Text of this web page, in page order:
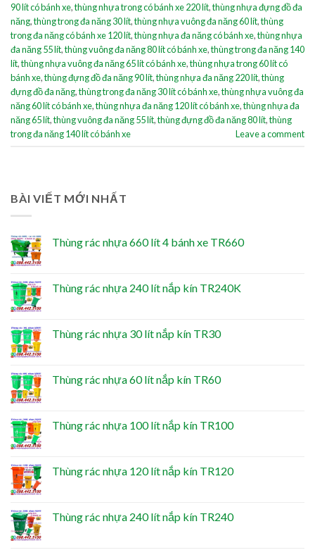
90 lít có bánh xe,thùng nhựa trong có bánh xe 220 lít,thùng nhựa đựng đồ đa
năng,thùng trong đa năng 30 lít,thùng nhựa vuông đa năng 60 lít,thùng
trong đa năng có bánh xe 120 lít,thùng nhựa đa năng có bánh xe,thùng nhựa
đa năng 55 lít,thùng vuông đa năng 80 lít có bánh xe,thùng trong đa năng 140
lít,thùng nhựa vuông đa năng 65 lít có bánh xe,thùng nhựa trong 60 lít có
bánh xe,thùng đựng đồ đa năng 90 lít,thùng nhựa đa năng 220 lít,thùng
đựng đồ đa năng,thùng trong đa năng 30 lít có bánh xe,thùng nhựa vuông đa
năng 60 lít có bánh xe,thùng nhựa đa năng 120 lít có bánh xe,thùng nhựa đa
năng 65 lít,thùng vuông đa năng 55 lít,thùng đựng đồ đa năng 80 lít,thùng
trong đa năng 140 lít có bánh xe
Leave a comment
BÀI VIẾT MỚI NHẤT
Thùng rác nhựa 660 lít 4 bánh xe TR660
Thùng rác nhựa 240 lít nắp kín TR240K
Thùng rác nhựa 30 lít nắp kín TR30
Thùng rác nhựa 60 lít nắp kín TR60
Thùng rác nhựa 100 lít nắp kín TR100
Thùng rác nhựa 120 lít nắp kín TR120
Thùng rác nhựa 240 lít nắp kín TR240